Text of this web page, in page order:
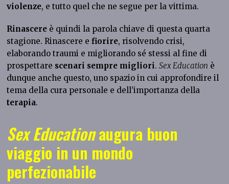
violenze, e tutto quel che ne segue per la vittima.
Rinascere è quindi la parola chiave di questa quarta
stagione. Rinascere efiorire, risolvendo crisi,
elaborando traumi e migliorando sé stessi al fine di
prospettare scenari sempre migliori.Sex Education è
dunque anche questo, uno spazio in cui approfondire il
tema della cura personale e dell’importanza della
terapia.
Sex Educationaugura buon
viaggio in un mondo
perfezionabile